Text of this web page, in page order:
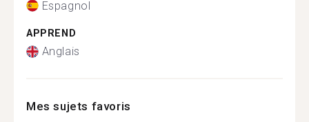
Espagnol
APPREND
Anglais
Mes sujets favoris